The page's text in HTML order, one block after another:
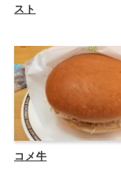
スト
コメ牛